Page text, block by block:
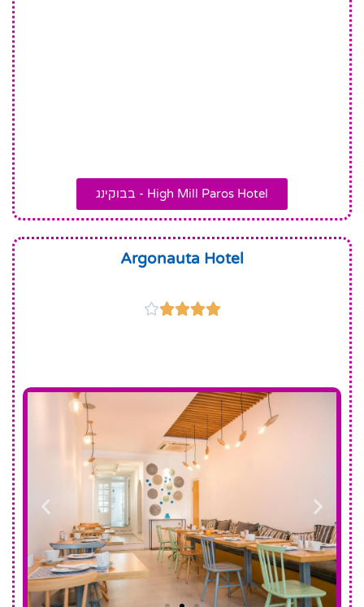
High Mill Paros Hotel - בבוקינג
Argonauta Hotel




